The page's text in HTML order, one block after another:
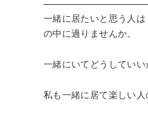
一緒に居たいと思う人
の中に過りませんか。
一緒にいてどうしてい
私も一緒に居て楽しい人